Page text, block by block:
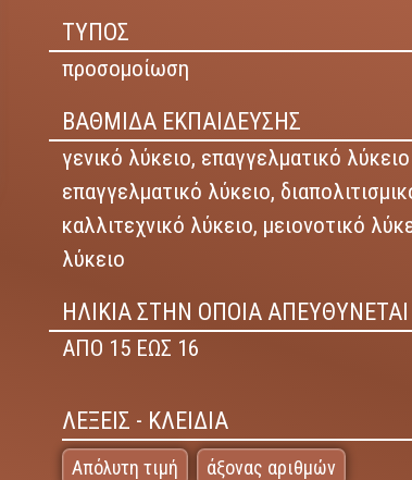
ΤΥΠΟΣ
προσομοίωση
ΒΑΘΜΙΔΑ ΕΚΠΑΙΔΕΥΣΗΣ
γενικό λύκειο, επαγγελματικό
επαγγελματικό λύκειο,
καλλιτεχνικό λύκειο, μειονοτικό
λύκειο
ΗΛΙΚΙΑ ΣΤΗΝ ΟΠΟΙΑ ΑΠΕΥΘΥΝΕΤΑΙ
ΑΠΟ 15 ΕΩΣ 16
ΛΕΞΕΙΣ - ΚΛΕΙΔΙΑ
Απόλυτη τιμή άξονας αριθμών